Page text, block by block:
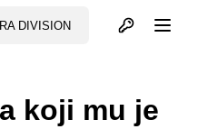
DIVISION Otvori profil
koji mu je